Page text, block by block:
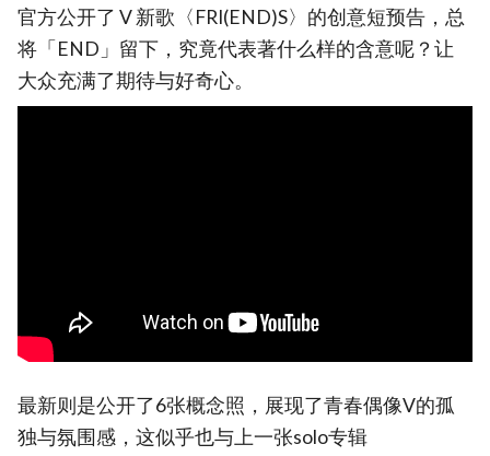
官方公开了 V 新歌〈FRI(END)S〉的创意短预告，总
将「END」留下，究竟代表著什么样的含意呢？让
大众充满了期待与好奇心。
最新则是公开了6张概念照，展现了青春偶像V的孤
独与氛围感，这似乎也与上一张solo专辑